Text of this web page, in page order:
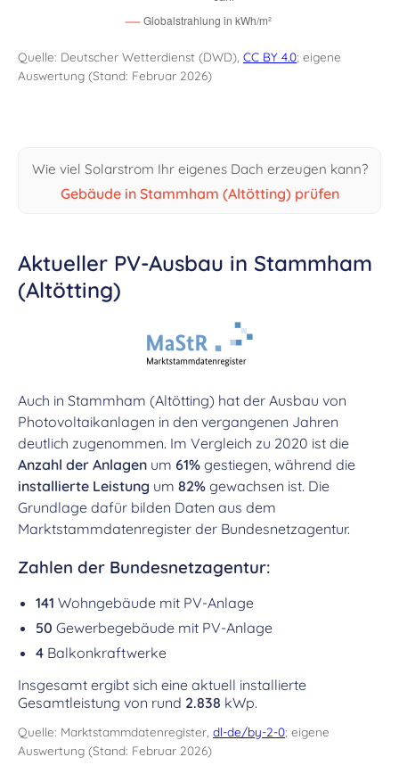
Quelle: Deutscher Wetterdienst (DWD), CC BY 4.0; eigene
Auswertung (Stand: Februar 2026)
Wie viel Solarstrom Ihr eigenes Dach erzeugen kann?
Gebäude in Stammham (Altötting) prüfen
Aktueller PV-Ausbau in Stammham
(Altötting)
Auch in Stammham (Altötting) hat der Ausbau von
Photovoltaikanlagen in den vergangenen Jahren
deutlich zugenommen. Im Vergleich zu 2020 ist die
Anzahl der Anlagen um 61% gestiegen, während die
installierte Leistung um 82% gewachsen ist. Die
Grundlage dafür bilden Daten aus dem
Marktstammdatenregister der Bundesnetzagentur.
Zahlen der Bundesnetzagentur:
141 Wohngebäude mit PV-Anlage
50 Gewerbegebäude mit PV-Anlage
4 Balkonkraftwerke
Insgesamt ergibt sich eine aktuell installierte
Gesamtleistung von rund 2.838 kWp.
Quelle: Marktstammdatenregister, dl-de/by-2-0; eigene
Auswertung (Stand: Februar 2026)